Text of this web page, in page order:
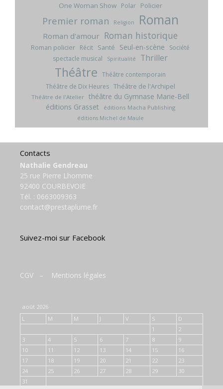
One Woman Show Polar Policier
Premier roman Religion Roman
Roman d'amour Roman historique
Roman policier Récit Santé Seul-en-scène
Société
spectacle musical
Spiritualité Thriller
Théâtre Théâtre contemporain
Théâtre de Dix Heures Théâtre de l'Archipel
Théâtre de l'Atelier théâtre du Gymnase Marie-Bell
éditions Grasset
éditions Macha Publishing
éditions Michel de Maule
Contacts
Nathalie Gendreau
25 rue Pierre Lhomme
92400 COURBEVOIE
Tél. : 0663009363
contact@prestaplume.fr
Suivez-moi sur Facebook
CGV – Mentions légales
août 2026
L
M M J V S
D
1
2
3
4 5 6 7 8
9
10
11 12 13 14 15
16
17
18 19 20 21 22
23
24
25 26 27 28 29
30
31